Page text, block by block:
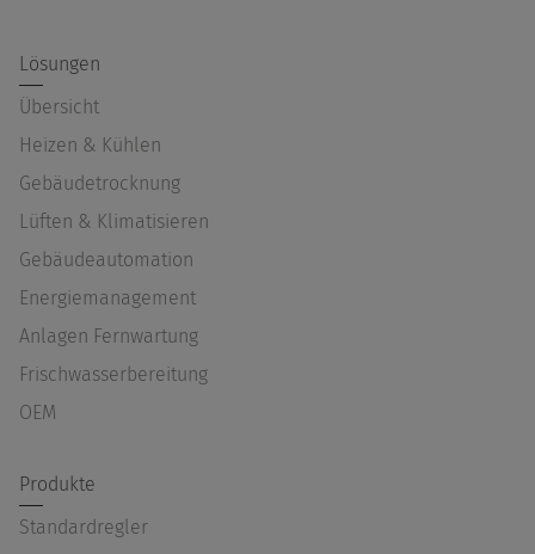
Lösungen
Übersicht
Heizen & Kühlen
Gebäudetrocknung
Lüften & Klimatisieren
Gebäudeautomation
Energiemanagement
Anlagen Fernwartung
Frischwasserbereitung
OEM
Produkte
Standardregler